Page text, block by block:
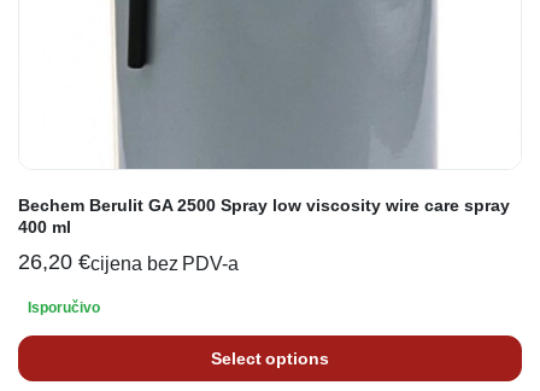
Bechem Berulit GA 2500 Spray low viscosity wire care spray
400 ml
26,20 €cijena bez PDV-a
Isporučivo
Select options